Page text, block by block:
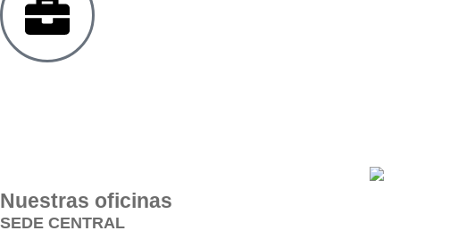
Nuestras oficinas
SEDE CENTRAL